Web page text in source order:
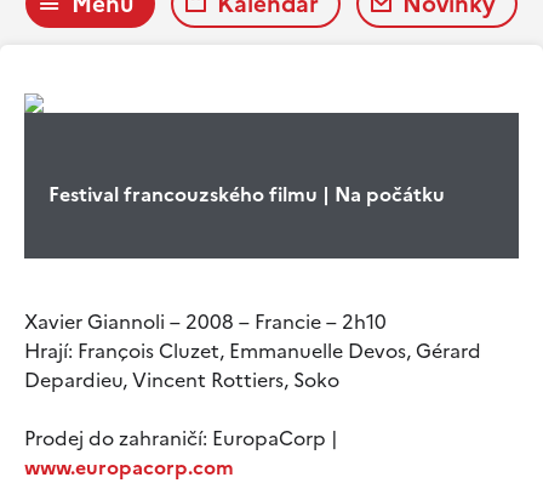
Festival francouzského filmu | Na počátku
Xavier Giannoli – 2008 – Francie – 2h10
Hrají: François Cluzet, Emmanuelle Devos, Gérard
Depardieu, Vincent Rottiers, Soko
Prodej do zahraničí: EuropaCorp |
www.europacorp.com